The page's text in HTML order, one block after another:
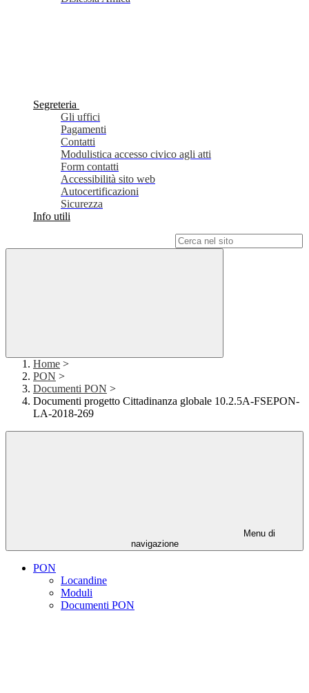
Segreteria
Gli uffici
Pagamenti
Contatti
Modulistica accesso civico agli atti
Form contatti
Accessibilità sito web
Autocertificazioni
Sicurezza
Info utili
Home >
PON >
Documenti PON >
Documenti progetto Cittadinanza globale 10.2.5A-FSEPON-
LA-2018-269
Menu di
navigazione
PON
Locandine
Moduli
Documenti PON